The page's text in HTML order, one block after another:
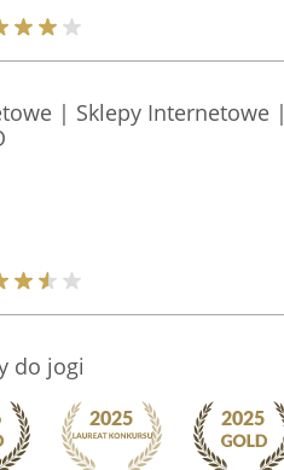
| Sklepy Internetowe |
do jogi